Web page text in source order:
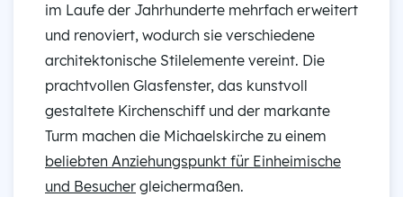
im Laufe der Jahrhunderte mehrfach erweitert
und renoviert, wodurch sie verschiedene
architektonische Stilelemente vereint. Die
prachtvollen Glasfenster, das kunstvoll
gestaltete Kirchenschiff und der markante
Turm machen die Michaelskirche zu einem
beliebten Anziehungspunkt für Einheimische
und Besucher gleichermaßen.